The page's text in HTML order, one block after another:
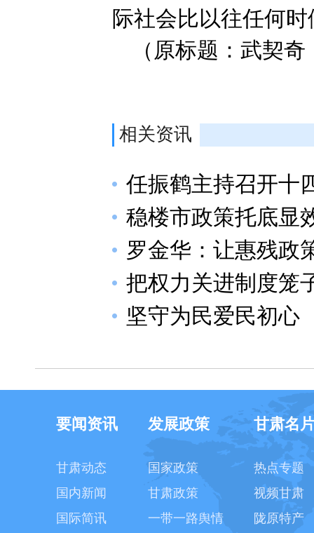
际社会比以往任何
（原标题：武契
相关资讯
任振鹤主持召开十
稳楼市政策托底显
罗金华：让惠残政
把权力关进制度笼
坚守为民爱民初心
要闻资讯
甘肃动态
国内新闻
国际简讯
发展政策
国家政策
甘肃政策
一带一路舆情
甘肃名
热点专题
视频甘肃
陇原特产